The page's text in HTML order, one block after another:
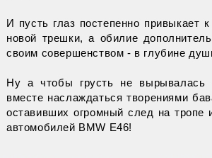
И пусть глаз постепенно привыкает
новой трешки, а обилие
своим совершенством - в глубине
Ну а чтобы грусть не вырывалась
вместе наслаждаться творениями
оставивших огромный след на тропе
автомобилей BMW E46!